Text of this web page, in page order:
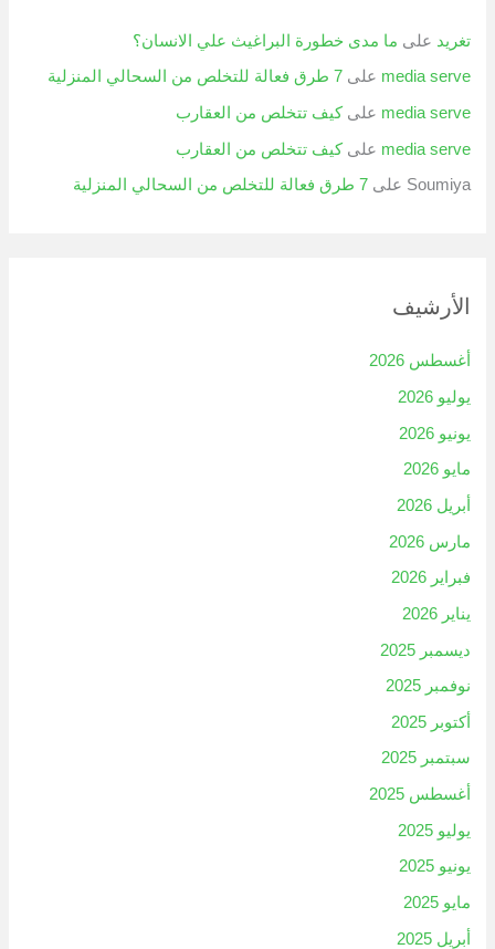
تغريد على ما مدى خطورة البراغيث علي الانسان؟
media serve على7 طرق فعالة للتخلص من السحالي المنزلية
media serve علىكيف تتخلص من العقارب
media serve علىكيف تتخلص من العقارب
Soumiya على7 طرق فعالة للتخلص من السحالي المنزلية
الأرشيف
أغسطس 2026
يوليو 2026
يونيو 2026
مايو 2026
أبريل 2026
مارس 2026
فبراير 2026
يناير 2026
ديسمبر 2025
نوفمبر 2025
أكتوبر 2025
سبتمبر 2025
أغسطس 2025
يوليو 2025
يونيو 2025
مايو 2025
أبريل 2025